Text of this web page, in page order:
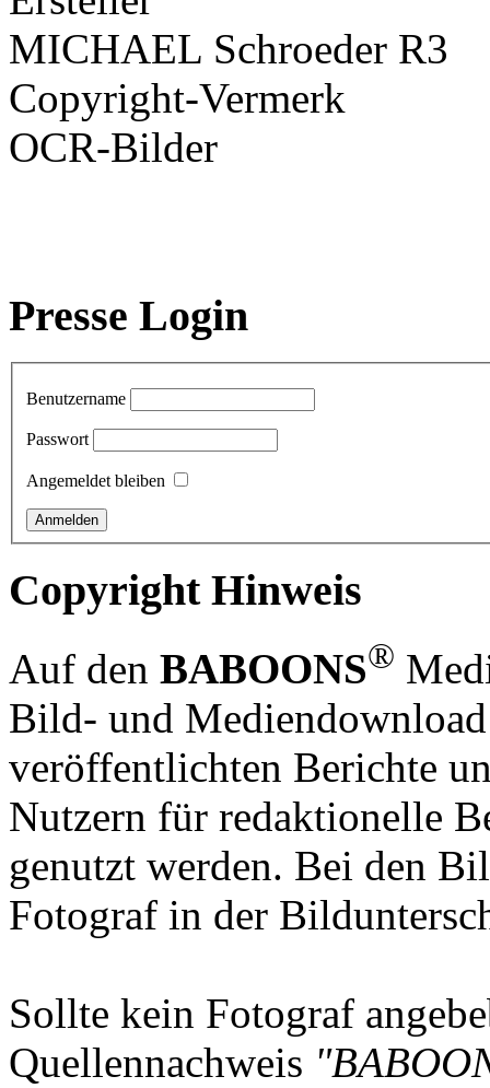
MICHAEL Schroeder R3
Copyright-Vermerk
OCR-Bilder
Presse Login
Benutzername
Passwort
Angemeldet bleiben
Copyright Hinweis
Auf den BABOONS®
Bild- und
veröffentlichten Berichte
Nutzern für redaktionelle
genutzt werden. Bei den
Fotograf in der
Sollte kein Fotograf
Quellennachweis